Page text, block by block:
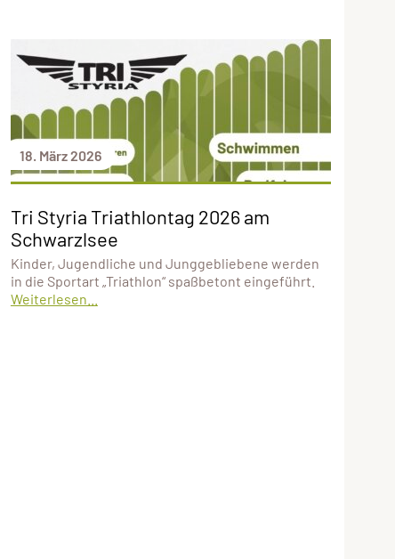
18. März 2026
Tri Styria Triathlontag 2026 am
Schwarzlsee
Kinder, Jugendliche und Junggebliebene werden
in die Sportart „Triathlon“ spaßbetont eingeführt.
Weiterlesen...